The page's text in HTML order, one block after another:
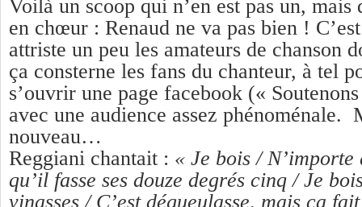
Voilà un scoop qui n’en est pas un, mais
en chœur : Renaud ne va pas bien !
attriste un peu les amateurs de chanson
ça consterne les fans du chanteur, à tel
s’ouvrir une page facebook («
avec une audience assez phénoménale.
nouveau…
Reggiani chantait : « Je bois /
qu’il fasse ses douze degrés cinq / Je
vinasses / C’est dégueulasse, mais ça